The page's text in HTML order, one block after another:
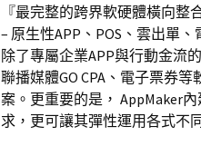
『最完整的跨界軟硬體橫向整合
– 原生性APP、POS、雲出單
除了專屬企業APP與行動金流
聯播媒體GO CPA、電子票券
案。更重要的是， AppMaker
求，更可讓其彈性運用各式不